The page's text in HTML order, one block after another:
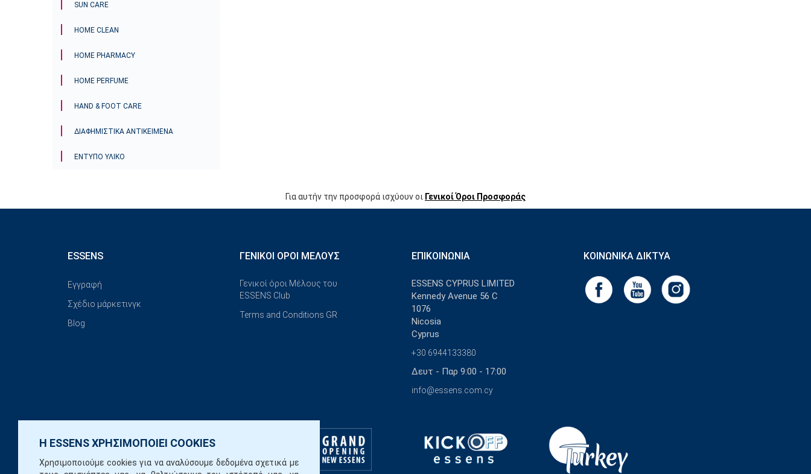
SUN CARE
HOME CLEAN
HOME PHARMACY
HOME PERFUME
HAND & FOOT CARE
ΔΙΑΦΗΜΙΣΤΙΚΆ ΑΝΤΙΚΕΊΜΕΝΑ
ΈΝΤΥΠΟ ΥΛΙΚΌ
Για αυτήν την προσφορά ισχύουν οι Γενικοί Όροι Προσφοράς
Η ESSENS ΧΡΗΣΙΜΟΠΟΙΕΙ COOKIES
Χρησιμοποιούμε cookies για να αναλύσουμε δεδομένα σχετικά με
ESSENS
Εγγραφή
Σχέδιο μάρκετινγκ
Blog
ΓΕΝΙΚΟΊ ΌΡΟΙ ΜΈΛΟΥΣ
Γενικοί όροι Μέλους του
ESSENS Club
Terms and Conditions GR
ΕΠΙΚΟΙΝΩΝΊΑ
ESSENS CYPRUS LIMITED
Kennedy Avenue 56 C
1076
Nicosia
Cyprus
+30 6944133380
Δευτ - Παρ 9:00 - 17:00
info@essens.com.cy
ΚΟΙΝΩΝΙΚΆ ΔΊΚΤΥΑ